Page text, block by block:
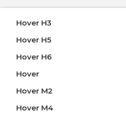
Hover H3
Hover H5
Hover H6
Hover
Hover M2
Hover M4